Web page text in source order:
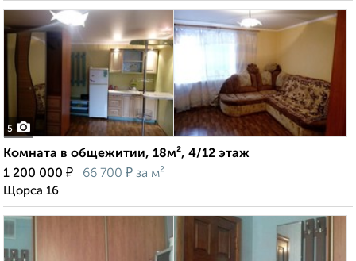
5
Комната в общежитии, 18м², 4/12 этаж
1 200 000 ₽ 66 700 ₽ за м²
Щорса 16